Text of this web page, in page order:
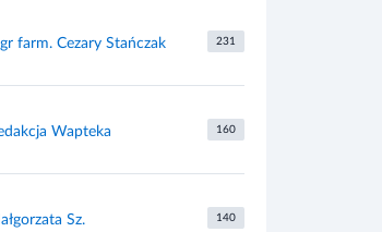
farm. Cezary Stańczak 231
Wapteka 160
Sz. 140